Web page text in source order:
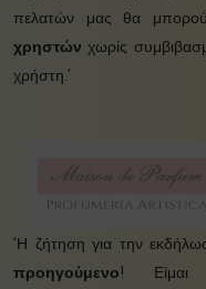
πελατών μας θα
χρηστών χωρίς
χρήστη.’
‘Η ζήτηση για την
προηγούμενο! Είμαι